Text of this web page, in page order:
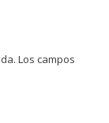
Los campos